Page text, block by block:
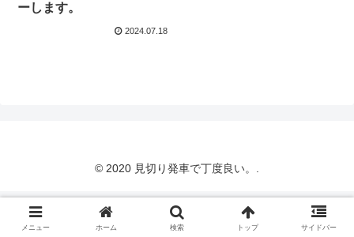
ーします。
2024.07.18
© 2020 見切り発車で丁度良い。.
メニュー ホーム 検索 トップ サイドバー